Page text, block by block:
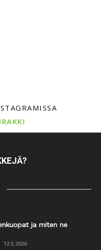
ja miten ne
12.5.2026